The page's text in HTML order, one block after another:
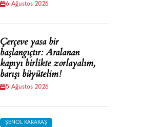
6 Ağustos 2026
Çerçeve yasa bir
başlangıçtır: Aralanan
kapıyı birlikte zorlayalım,
barışı büyütelim!
5 Ağustos 2026
ŞENOL KARAKAŞ